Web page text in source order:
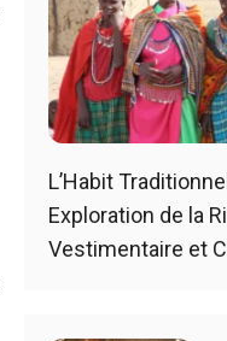
L’Habit
Exploration de la
Vestimentaire et